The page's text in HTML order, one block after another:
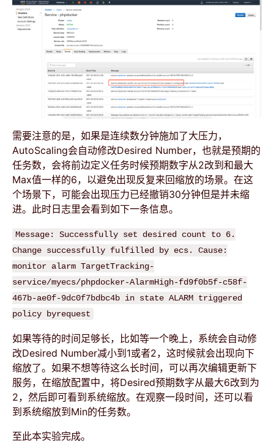
需要注意的是，如果是连续数分钟施加了大压力，
AutoScaling会自动修改Desired Number，也就是预期的
任务数，会将前边定义任务时候预期数字从2改到和最大
Max值一样的6，以避免出现反复来回缩放的场景。在这
个场景下，可能会出现压力已经撤销30分钟但是并未缩
进。此时日志里会看到如下一条信息。
Message: Successfully set desired count to 6.
Change successfully fulfilled by ecs. Cause:
monitor alarm TargetTracking-
service/myecs/phpdocker-AlarmHigh-fd9f0b5f-c58f-
467b-ae0f-9dc0f7bdbc4b in state ALARM triggered
policy byrequest
如果等待的时间足够长，比如等一个晚上，系统会自动修
改Desired Number减小到1或者2，这时候就会出现向下
缩放了。如果不想等待这么长时间，可以再次编辑更新下
服务，在缩放配置中，将Desired预期数字从最大6改到为
2，然后即可看到系统缩放。在观察一段时间，还可以看
到系统缩放到Min的任务数。
至此本实验完成。